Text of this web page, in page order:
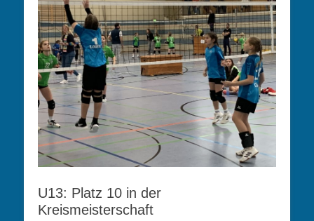
U13: Platz 10 in der
Kreismeisterschaft